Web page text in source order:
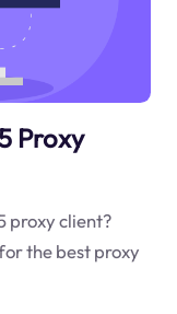
Proxy
proxy client?
the best proxy